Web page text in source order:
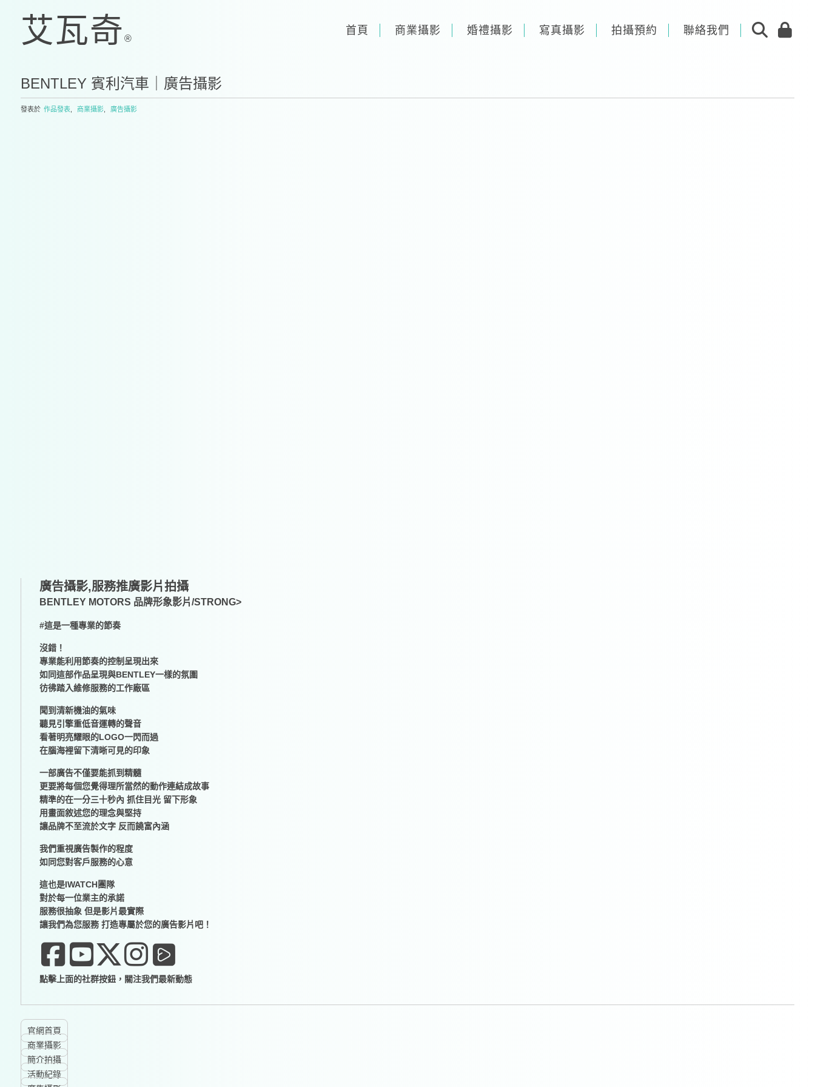
首頁 商業攝影 婚禮攝影 寫真攝影 拍攝預約 聯絡我們
BENTLEY 賓利汽車｜廣告攝影
發表於 作品發表, 商業攝影, 廣告攝影
廣告攝影,服務推廣影片拍攝
BENTLEY MOTORS 品牌形象影片/STRONG>
#這是一種專業的節奏
沒錯！
專業能利用節奏的控制呈現出來
如同這部作品呈現與BENTLEY一樣的氛圍
彷彿踏入維修服務的工作廠區
聞到清新機油的氣味
聽見引擎重低音運轉的聲音
看著明亮耀眼的LOGO一閃而過
在腦海裡留下清晰可見的印象
一部廣告不僅要能抓到精髓
更要將每個您覺得理所當然的動作連結成故事
精準的在一分三十秒內 抓住目光 留下形象
用畫面敘述您的理念與堅持
讓品牌不至流於文字 反而饒富內涵
我們重視廣告製作的程度
如同您對客戶服務的心意
這也是IWATCH團隊
對於每一位業主的承諾
服務很抽象 但是影片最實際
讓我們為您服務 打造專屬於您的廣告影片吧！
點擊上面的社群按鈕，關注我們最新動態
官網首頁
商業攝影
簡介拍攝
活動紀錄